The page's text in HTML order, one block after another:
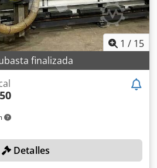
transporte [unidades]: 1
El precio indicado no incluye el
de IVA: El IVA es deducible
y aceptación de equipos
momento para todos los
Djdpfx Aozh Ikqsb Tswa
1 / 15
finalizada
Detalles